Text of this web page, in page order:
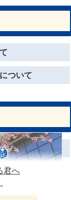
ついて
君へ